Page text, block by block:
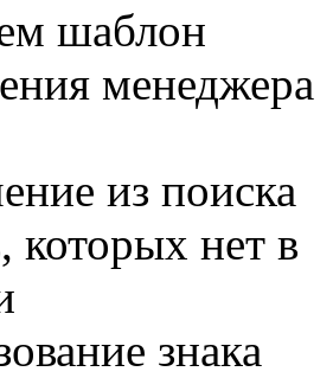
шаблон
менеджера
из поиска
которых нет в
знака